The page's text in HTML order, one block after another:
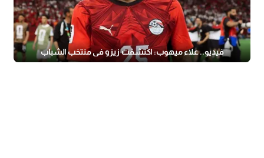
فيديو.. علاء ميهوب: اكتشفت زيزو في منتخب الشباب